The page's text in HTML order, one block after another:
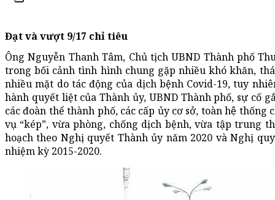
Đạt và vượt 9/17 chỉ tiêu
Ông Nguyễn Thanh Tâm, Chủ tịch UBND Thành phố
trong bối cảnh tình hình chung gặp nhiều khó khăn,
nhiều mặt do tác động của dịch bệnh Covid-19, tuy
hành quyết liệt của Thành ủy, UBND Thành phố, sự cố
các đoàn thể thành phố, các cấp ủy cơ sở, toàn hệ
vụ “kép”, vừa phòng, chống dịch bệnh, vừa tập trung
hoạch theo Nghị quyết Thành ủy năm 2020 và Nghị
nhiệm kỳ 2015-2020.